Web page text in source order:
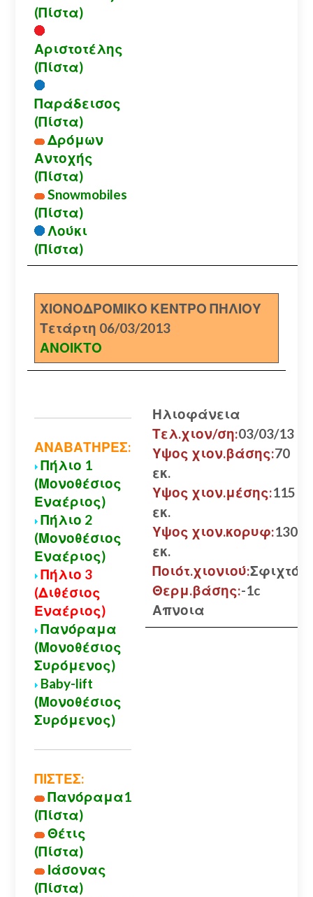
(Πίστα)
Αριστοτέλης
(Πίστα)
Παράδεισος
(Πίστα)
Δρόμων
Αντοχής
(Πίστα)
Snowmobiles
(Πίστα)
Λούκι
(Πίστα)
ΧΙΟΝΟΔΡΟΜΙΚΟ ΚΕΝΤΡΟ ΠΗΛΙΟΥ
Τετάρτη 06/03/2013
ΑΝΟΙΚΤΟ
ΑΝΑΒΑΤΗΡΕΣ:
Πήλιο 1
(Μονοθέσιος
Εναέριος)
Πήλιο 2
(Μονοθέσιος
Εναέριος)
Πήλιο 3
(Διθέσιος
Εναέριος)
Πανόραμα
(Μονοθέσιος
Συρόμενος)
Baby-lift
(Μονοθέσιος
Συρόμενος)
ΠΙΣΤΕΣ:
Πανόραμα1
(Πίστα)
Θέτις
(Πίστα)
Ιάσονας
(Πίστα)
Ηλιοφάνεια
Τελ.χιον/ση:03/03/13
Υψος χιον.βάσης:70
εκ.
Υψος χιον.μέσης:115
εκ.
Υψος χιον.κορυφ:130
εκ.
Ποιότ.χιονιού:Σφιχτό
Θερμ.βάσης:-1c
Απνοια